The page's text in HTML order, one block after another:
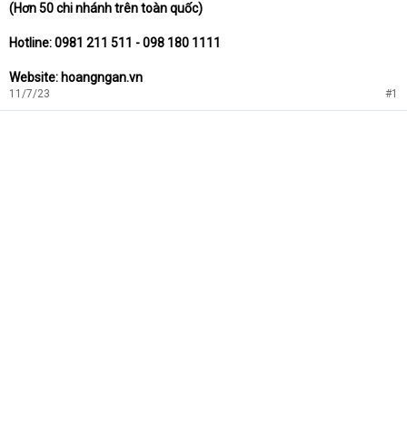
(Hơn 50 chi nhánh trên toàn quốc)
Hotline: 0981 211 511 - 098 180 1111
Website: hoangngan.vn
11/7/23 #1